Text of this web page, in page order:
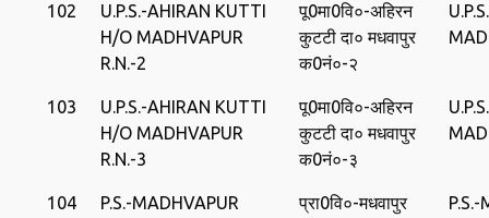
102
U.P.S.-AHIRAN KUTTI
H/O MADHVAPUR
R.N.-2
पू0मा0वि०-अहिरन
कुटटी दा० मधवापुर
क0नं०-२
103
U.P.S.-AHIRAN KUTTI
H/O MADHVAPUR
R.N.-3
पू0मा0वि०-अहिरन
कुटटी दा० मधवापुर
क0नं०-३
104
P.S.-MADHVAPUR
प्रा0वि०-मधवापुर
P.S.-